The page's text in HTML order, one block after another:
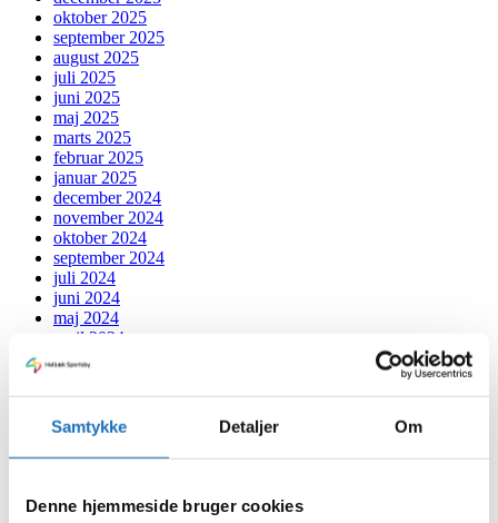
Samtykke Detaljer Om
Denne hjemmeside bruger cookies
oktober 2025
september 2025
august 2025
juli 2025
juni 2025
maj 2025
marts 2025
februar 2025
januar 2025
december 2024
november 2024
oktober 2024
september 2024
juli 2024
juni 2024
maj 2024
april 2024
marts 2024
januar 2024
december 2023
november 2023
oktober 2023
august 2023
juli 2023